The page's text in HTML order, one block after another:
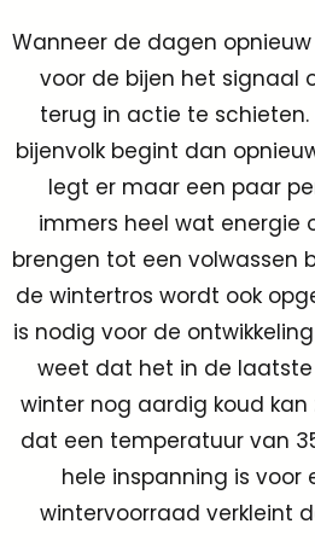
Wanneer de dagen
voor de bijen het signaal
terug in actie te schieten.
bijenvolk begint dan
legt er maar een paar
immers heel wat energie
brengen tot een volwassen
de wintertros wordt ook
is nodig voor de
weet dat het in de
winter nog aardig koud kan
dat een temperatuur van
hele inspanning is voor
wintervoorraad verkleint